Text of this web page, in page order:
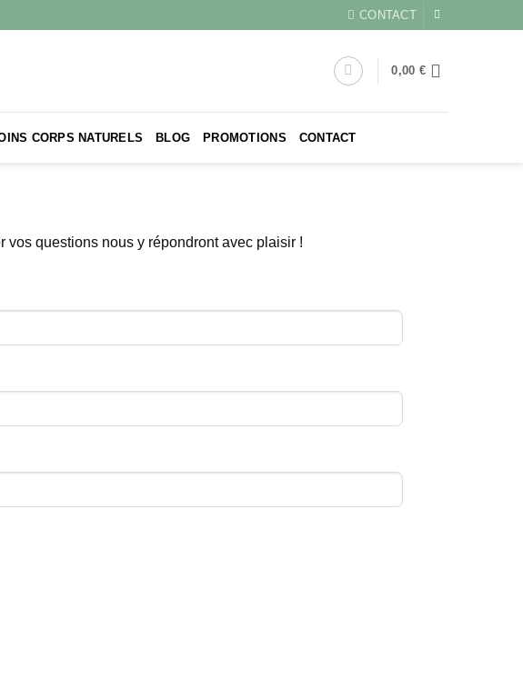
CONTACT
0,00 €
CORPS NATURELS BLOG PROMOTIONS CONTACT
questions nous y répondront avec plaisir !